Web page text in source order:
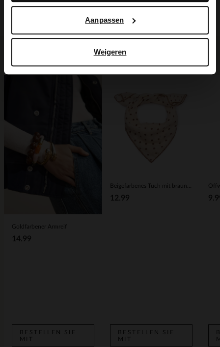
Aanpassen
Weigeren
Ich suche es für Sie
Goldfarbener Armreif
14.99
BESTELLEN SIE
MIT
12.99
BESTELLEN SIE
MIT
Lieferung & Rücksendung